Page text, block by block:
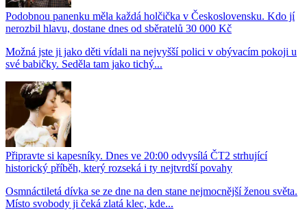
Podobnou panenku měla každá holčička v Československu. Kdo jí
nerozbil hlavu, dostane dnes od sběratelů 30 000 Kč
Možná jste ji jako děti vídali na nejvyšší polici v obývacím pokoji u
své babičky. Seděla tam jako tichý...
Připravte si kapesníky. Dnes ve 20:00 odvysílá ČT2 strhující
historický příběh, který rozseká i ty nejtvrdší povahy
Osmnáctiletá dívka se ze dne na den stane nejmocnější ženou světa.
Místo svobody ji čeká zlatá klec, kde...